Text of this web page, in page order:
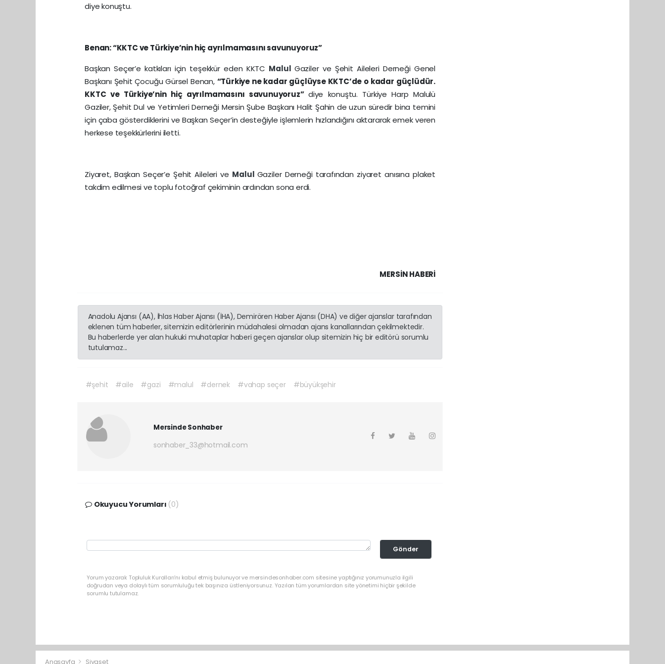
diye konuştu.
Benan: “KKTC ve Türkiye’nin hiç ayrılmamasını savunuyoruz”
Başkan Seçer’e katkıları için teşekkür eden KKTC Malul Gaziler ve Şehit Aileleri Derneği Genel
Başkanı Şehit Çocuğu Gürsel Benan, “Türkiye ne kadar güçlüyse KKTC’de o kadar güçlüdür.
KKTC ve Türkiye’nin hiç ayrılmamasını savunuyoruz” diye konuştu. Türkiye Harp Malulü
Gaziler, Şehit Dul ve Yetimleri Derneği Mersin Şube Başkanı Halit Şahin de uzun süredir bina temini
için çaba gösterdiklerini ve Başkan Seçer’in desteğiyle işlemlerin hızlandığını aktararak emek veren
herkese teşekkürlerini iletti.
Ziyaret, Başkan Seçer’e Şehit Aileleri ve Malul Gaziler Derneği tarafından ziyaret anısına plaket
takdim edilmesi ve toplu fotoğraf çekiminin ardından sona erdi.
MERSIN HABERİ
Anadolu Ajansı (AA), İhlas Haber Ajansı (İHA), Demirören Haber Ajansı (DHA) ve diğer ajanslar tarafından
eklenen tüm haberler, sitemizin editörlerinin müdahalesi olmadan ajans kanallarından çekilmektedir.
Bu haberlerde yer alan hukuki muhataplar haberi geçen ajanslar olup sitemizin hiç bir editörü sorumlu
tutulamaz...
#şehit #aile #gazi #malul #dernek #vahap seçer #büyükşehir
Mersinde Sonhaber
sonhaber_33@hotmail.com
Okuyucu Yorumları (0)
Gönder
Yorum yazarak Topluluk Kuralları’nı kabul etmiş bulunuyor ve mersindesonhaber.com sitesine yaptığınız yorumunuzla ilgili
doğrudan veya dolaylı tüm sorumluluğu tek başınıza üstleniyorsunuz. Yazılan tüm yorumlardan site yönetimi hiçbir şekilde
sorumlu tutulamaz.
Anasayfa Siyaset